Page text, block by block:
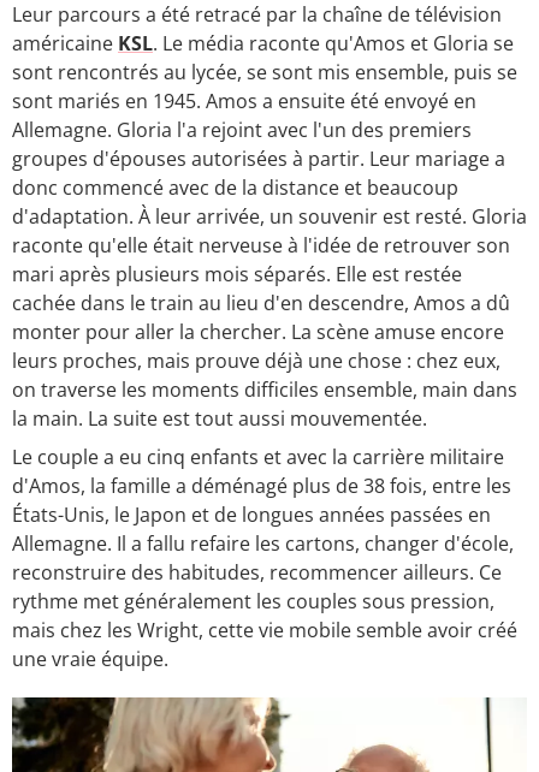
Leur parcours a été retracé par la chaîne de télévision
américaine KSL. Le média raconte qu'Amos et Gloria se
sont rencontrés au lycée, se sont mis ensemble, puis se
sont mariés en 1945. Amos a ensuite été envoyé en
Allemagne. Gloria l'a rejoint avec l'un des premiers
groupes d'épouses autorisées à partir. Leur mariage a
donc commencé avec de la distance et beaucoup
d'adaptation. À leur arrivée, un souvenir est resté. Gloria
raconte qu'elle était nerveuse à l'idée de retrouver son
mari après plusieurs mois séparés. Elle est restée
cachée dans le train au lieu d'en descendre, Amos a dû
monter pour aller la chercher. La scène amuse encore
leurs proches, mais prouve déjà une chose : chez eux,
on traverse les moments difficiles ensemble, main dans
la main. La suite est tout aussi mouvementée.
Le couple a eu cinq enfants et avec la carrière militaire
d'Amos, la famille a déménagé plus de 38 fois, entre les
États-Unis, le Japon et de longues années passées en
Allemagne. Il a fallu refaire les cartons, changer d'école,
reconstruire des habitudes, recommencer ailleurs. Ce
rythme met généralement les couples sous pression,
mais chez les Wright, cette vie mobile semble avoir créé
une vraie équipe.